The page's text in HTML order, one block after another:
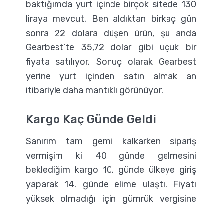
baktığımda yurt içinde birçok sitede 130
liraya mevcut. Ben aldıktan birkaç gün
sonra 22 dolara düşen ürün, şu anda
Gearbest’te 35,72 dolar gibi uçuk bir
fiyata satılıyor. Sonuç olarak Gearbest
yerine yurt içinden satın almak an
itibariyle daha mantıklı görünüyor.
Kargo Kaç Günde Geldi
Sanırım tam gemi kalkarken sipariş
vermişim ki 40 günde gelmesini
beklediğim kargo 10. günde ülkeye giriş
yaparak 14. günde elime ulaştı. Fiyatı
yüksek olmadığı için gümrük vergisine